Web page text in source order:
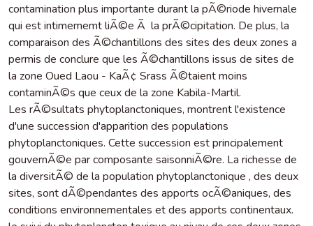
contamination plus importante durant la pÃ©riode hivernale
qui est intimememt liÃ©e Ã la prÃ©cipitation. De plus, la
comparaison des Ã©chantillons des sites des deux zones a
permis de conclure que les Ã©chantillons issus de sites de
la zone Oued Laou - KaÃ¢ Srass Ã©taient moins
contaminÃ©s que ceux de la zone Kabila-Martil.
Les rÃ©sultats phytoplanctoniques, montrent l'existence
d'une succession d'apparition des populations
phytoplanctoniques. Cette succession est principalement
gouvernÃ©e par composante saisonniÃ©re. La richesse de
la diversitÃ© de la population phytoplanctonique , des deux
sites, sont dÃ©pendantes des apports ocÃ©aniques, des
conditions environnementales et des apports continentaux.